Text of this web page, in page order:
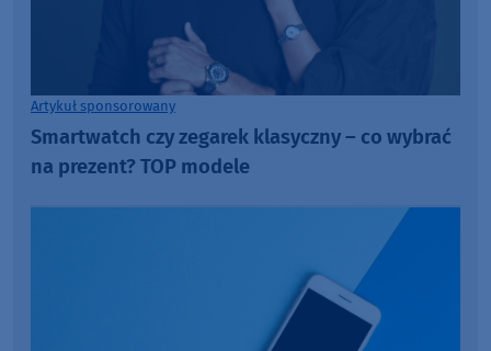
Artykuł sponsorowany
Smartwatch czy zegarek klasyczny – co wybrać
na prezent? TOP modele